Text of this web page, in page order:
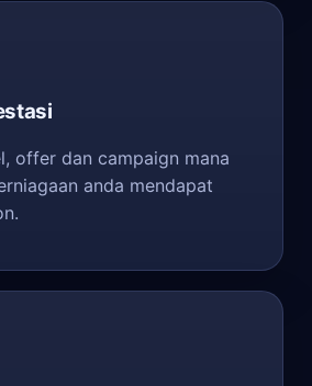
offer dan campaign mana
anda mendapat